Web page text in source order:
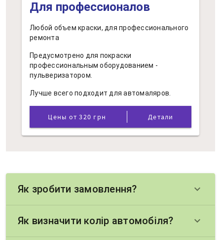
Для профессионалов
Любой объем краски, для профессионального
ремонта
Предусмотрено для покраски
профессиональным оборудованием -
пульверизатором.
Лучше всего подходит для автомаляров.
Цены от 320 грн Детали
Як зробити замовлення? keyboard_arrow_down
Як визначити колір автомобіля? keyboard_arrow_down